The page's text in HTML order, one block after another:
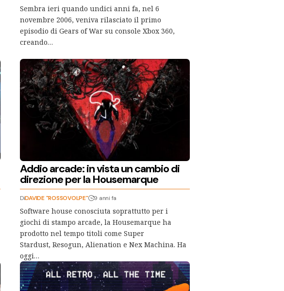
Sembra ieri quando undici anni fa, nel 6
novembre 2006, veniva rilasciato il primo
episodio di Gears of War su console Xbox 360,
creando…
Addio arcade: in vista un cambio di
direzione per la Housemarque
DiDAVIDE "ROSSOVOLPE" 9 anni fa
Software house conosciuta soprattutto per i
giochi di stampo arcade, la Housemarque ha
prodotto nel tempo titoli come Super
Stardust, Resogun, Alienation e Nex Machina. Ha
oggi…